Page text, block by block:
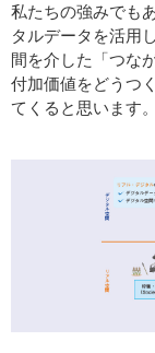
私たちの強みでも
タルデータを活用
間を介した「つな
付加価値をどうつ
てくると思います。